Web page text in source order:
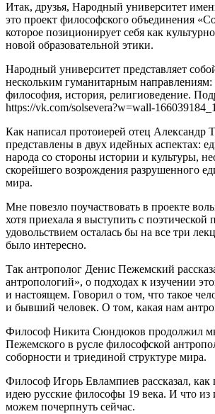
Итак, друзья, Народный университет
это проект философского объединения
которое позиционирует себя как
новой образовательной этики.
Народный университет представляет
нескольким гуманитарным направлениям:
философия, история, религиоведение.
https://vk.com/solsevera?w=wall-
Как написал протоиерей отец Александр
представлены в двух идейных аспектах:
народа со стороны истории и культуры,
скорейшего возрождения разрушенного
мира.
Мне повезло поучаствовать в проекте
хотя приехала я выступить с
удовольствием осталась бы на все три
было интересно.
Так антрополог Денис Пежемский
антропологий», о подходах к изучении
и настоящем. Говорил о том, что такое
и бывший человек. О том, какая нам
Философ Никита Сюндюков продолжил
Пежемского в русле философской
соборности и триединой структуре мира.
Философ Игорь Евлампиев рассказал,
идею русские философы 19 века. И что из
можем почерпнуть сейчас.